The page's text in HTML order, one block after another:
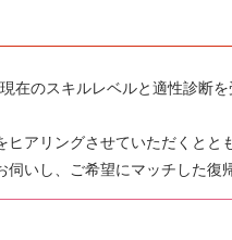
在のスキルレベルと適性診断
アリングさせていただくとと
いし、ご希望にマッチした復